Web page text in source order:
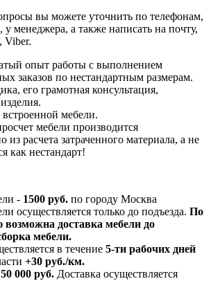
вы можете уточнить по телефонам,
у менеджера, а также написать на почту,
Viber.
опыт работы с выполнением
заказов по нестандартным размерам.
его грамотная консультация,
мебели.
мебели производится
из расчета затраченного материала, а не
как нестандарт!
- 1500 руб. по городу Москва
осуществляется только до подъезда. По
возможна доставка мебели до
мебели.
в течение 5-ти рабочих дней
+30 руб./км.
50 000 руб. Доставка осуществляется